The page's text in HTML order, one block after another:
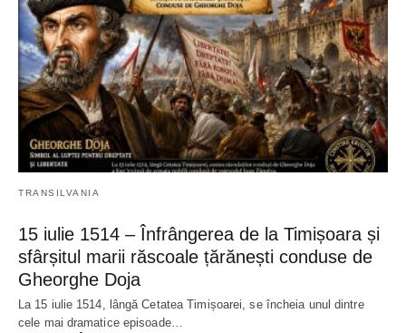
TRANSILVANIA
15 iulie 1514 – Înfrângerea de la Timișoara și
sfârșitul marii răscoale țărănești conduse de
Gheorghe Doja
La 15 iulie 1514, lângă Cetatea Timișoarei, se încheia unul dintre
cele mai dramatice episoade…